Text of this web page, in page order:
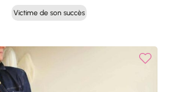
prix
initial
prix
Victime de son succès